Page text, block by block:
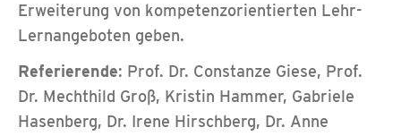
Erweiterung von kompetenzorientierten Lehr-
Lernangeboten geben.
Referierende: Prof. Dr. Constanze Giese, Prof.
Dr. Mechthild Groß, Kristin Hammer, Gabriele
Hasenberg, Dr. Irene Hirschberg, Dr. Anne